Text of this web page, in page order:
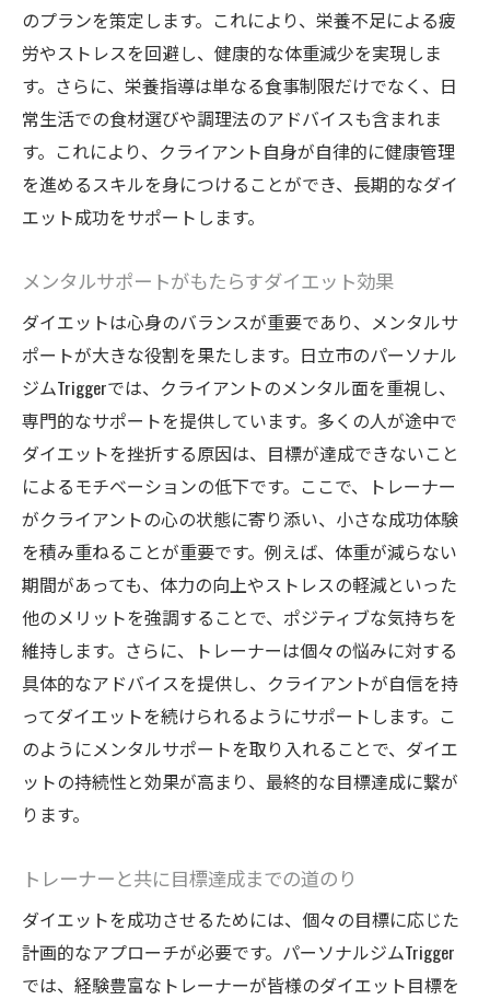
のプランを策定します。これにより、栄養不足による疲
労やストレスを回避し、健康的な体重減少を実現しま
す。さらに、栄養指導は単なる食事制限だけでなく、日
常生活での食材選びや調理法のアドバイスも含まれま
す。これにより、クライアント自身が自律的に健康管理
を進めるスキルを身につけることができ、長期的なダイ
エット成功をサポートします。
メンタルサポートがもたらすダイエット効果
ダイエットは心身のバランスが重要であり、メンタルサ
ポートが大きな役割を果たします。日立市のパーソナル
ジムTriggerでは、クライアントのメンタル面を重視し、
専門的なサポートを提供しています。多くの人が途中で
ダイエットを挫折する原因は、目標が達成できないこと
によるモチベーションの低下です。ここで、トレーナー
がクライアントの心の状態に寄り添い、小さな成功体験
を積み重ねることが重要です。例えば、体重が減らない
期間があっても、体力の向上やストレスの軽減といった
他のメリットを強調することで、ポジティブな気持ちを
維持します。さらに、トレーナーは個々の悩みに対する
具体的なアドバイスを提供し、クライアントが自信を持
ってダイエットを続けられるようにサポートします。こ
のようにメンタルサポートを取り入れることで、ダイエ
ットの持続性と効果が高まり、最終的な目標達成に繋が
ります。
トレーナーと共に目標達成までの道のり
ダイエットを成功させるためには、個々の目標に応じた
計画的なアプローチが必要です。パーソナルジムTrigger
では、経験豊富なトレーナーが皆様のダイエット目標を